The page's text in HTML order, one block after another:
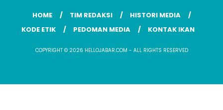
HOME TIM REDAKSI
HISTORI MEDIA
KODE ETIK
PEDOMAN MEDIA KONTAK IKAN
COPYRIGHT © 2026 HELLOJABAR.COM - ALL RIGHTS RESERVED